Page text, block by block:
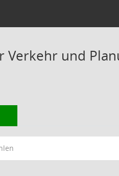
Verkehr und